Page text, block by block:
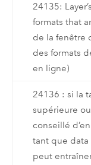
24135:
formats that
de la fenêtre
des formats
en ligne)
24136 : si la
supérieure
conseillé
tant que data
peut